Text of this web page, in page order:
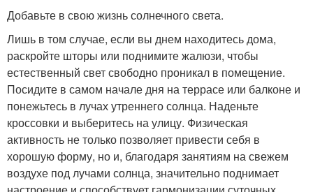
Добавьте в свою жизнь солнечного света.
Лишь в том случае, если вы днем находитесь дома,
раскройте шторы или поднимите жалюзи, чтобы
естественный свет свободно проникал в помещение.
Посидите в самом начале дня на террасе или балконе и
понежьтесь в лучах утреннего солнца. Наденьте
кроссовки и выберитесь на улицу. Физическая
активность не только позволяет привести себя в
хорошую форму, но и, благодаря занятиям на свежем
воздухе под лучами солнца, значительно поднимает